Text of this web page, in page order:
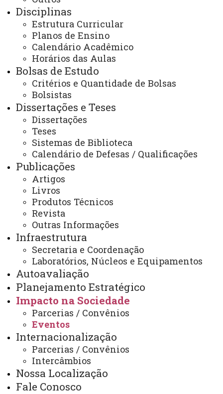
Disciplinas
Estrutura Curricular
Planos de Ensino
Calendário Acadêmico
Horários das Aulas
Bolsas de Estudo
Critérios e Quantidade de Bolsas
Bolsistas
Dissertações e Teses
Dissertações
Teses
Sistemas de Biblioteca
Calendário de Defesas / Qualificações
Publicações
Artigos
Livros
Produtos Técnicos
Revista
Outras Informações
Infraestrutura
Secretaria e Coordenação
Laboratórios, Núcleos e Equipamentos
Autoavaliação
Planejamento Estratégico
Impacto na Sociedade
Parcerias / Convênios
Eventos
Internacionalização
Parcerias / Convênios
Intercâmbios
Nossa Localização
Fale Conosco
Cândido Rondon
Impacto na Sociedade
ACESSE
Acesso Restrito (Editores do Portal)
Arquivo Virtual
Bibliotecas
Identidade Visual
Mapa do Site
Ouvidoria
Portal Office 365
Sistemas
Telefones
Webmail
REITORIA
Secretaria Geral
Gabinete Reitoria
Secretaria dos Conselhos Superiores
PRÓ-REITORIAS